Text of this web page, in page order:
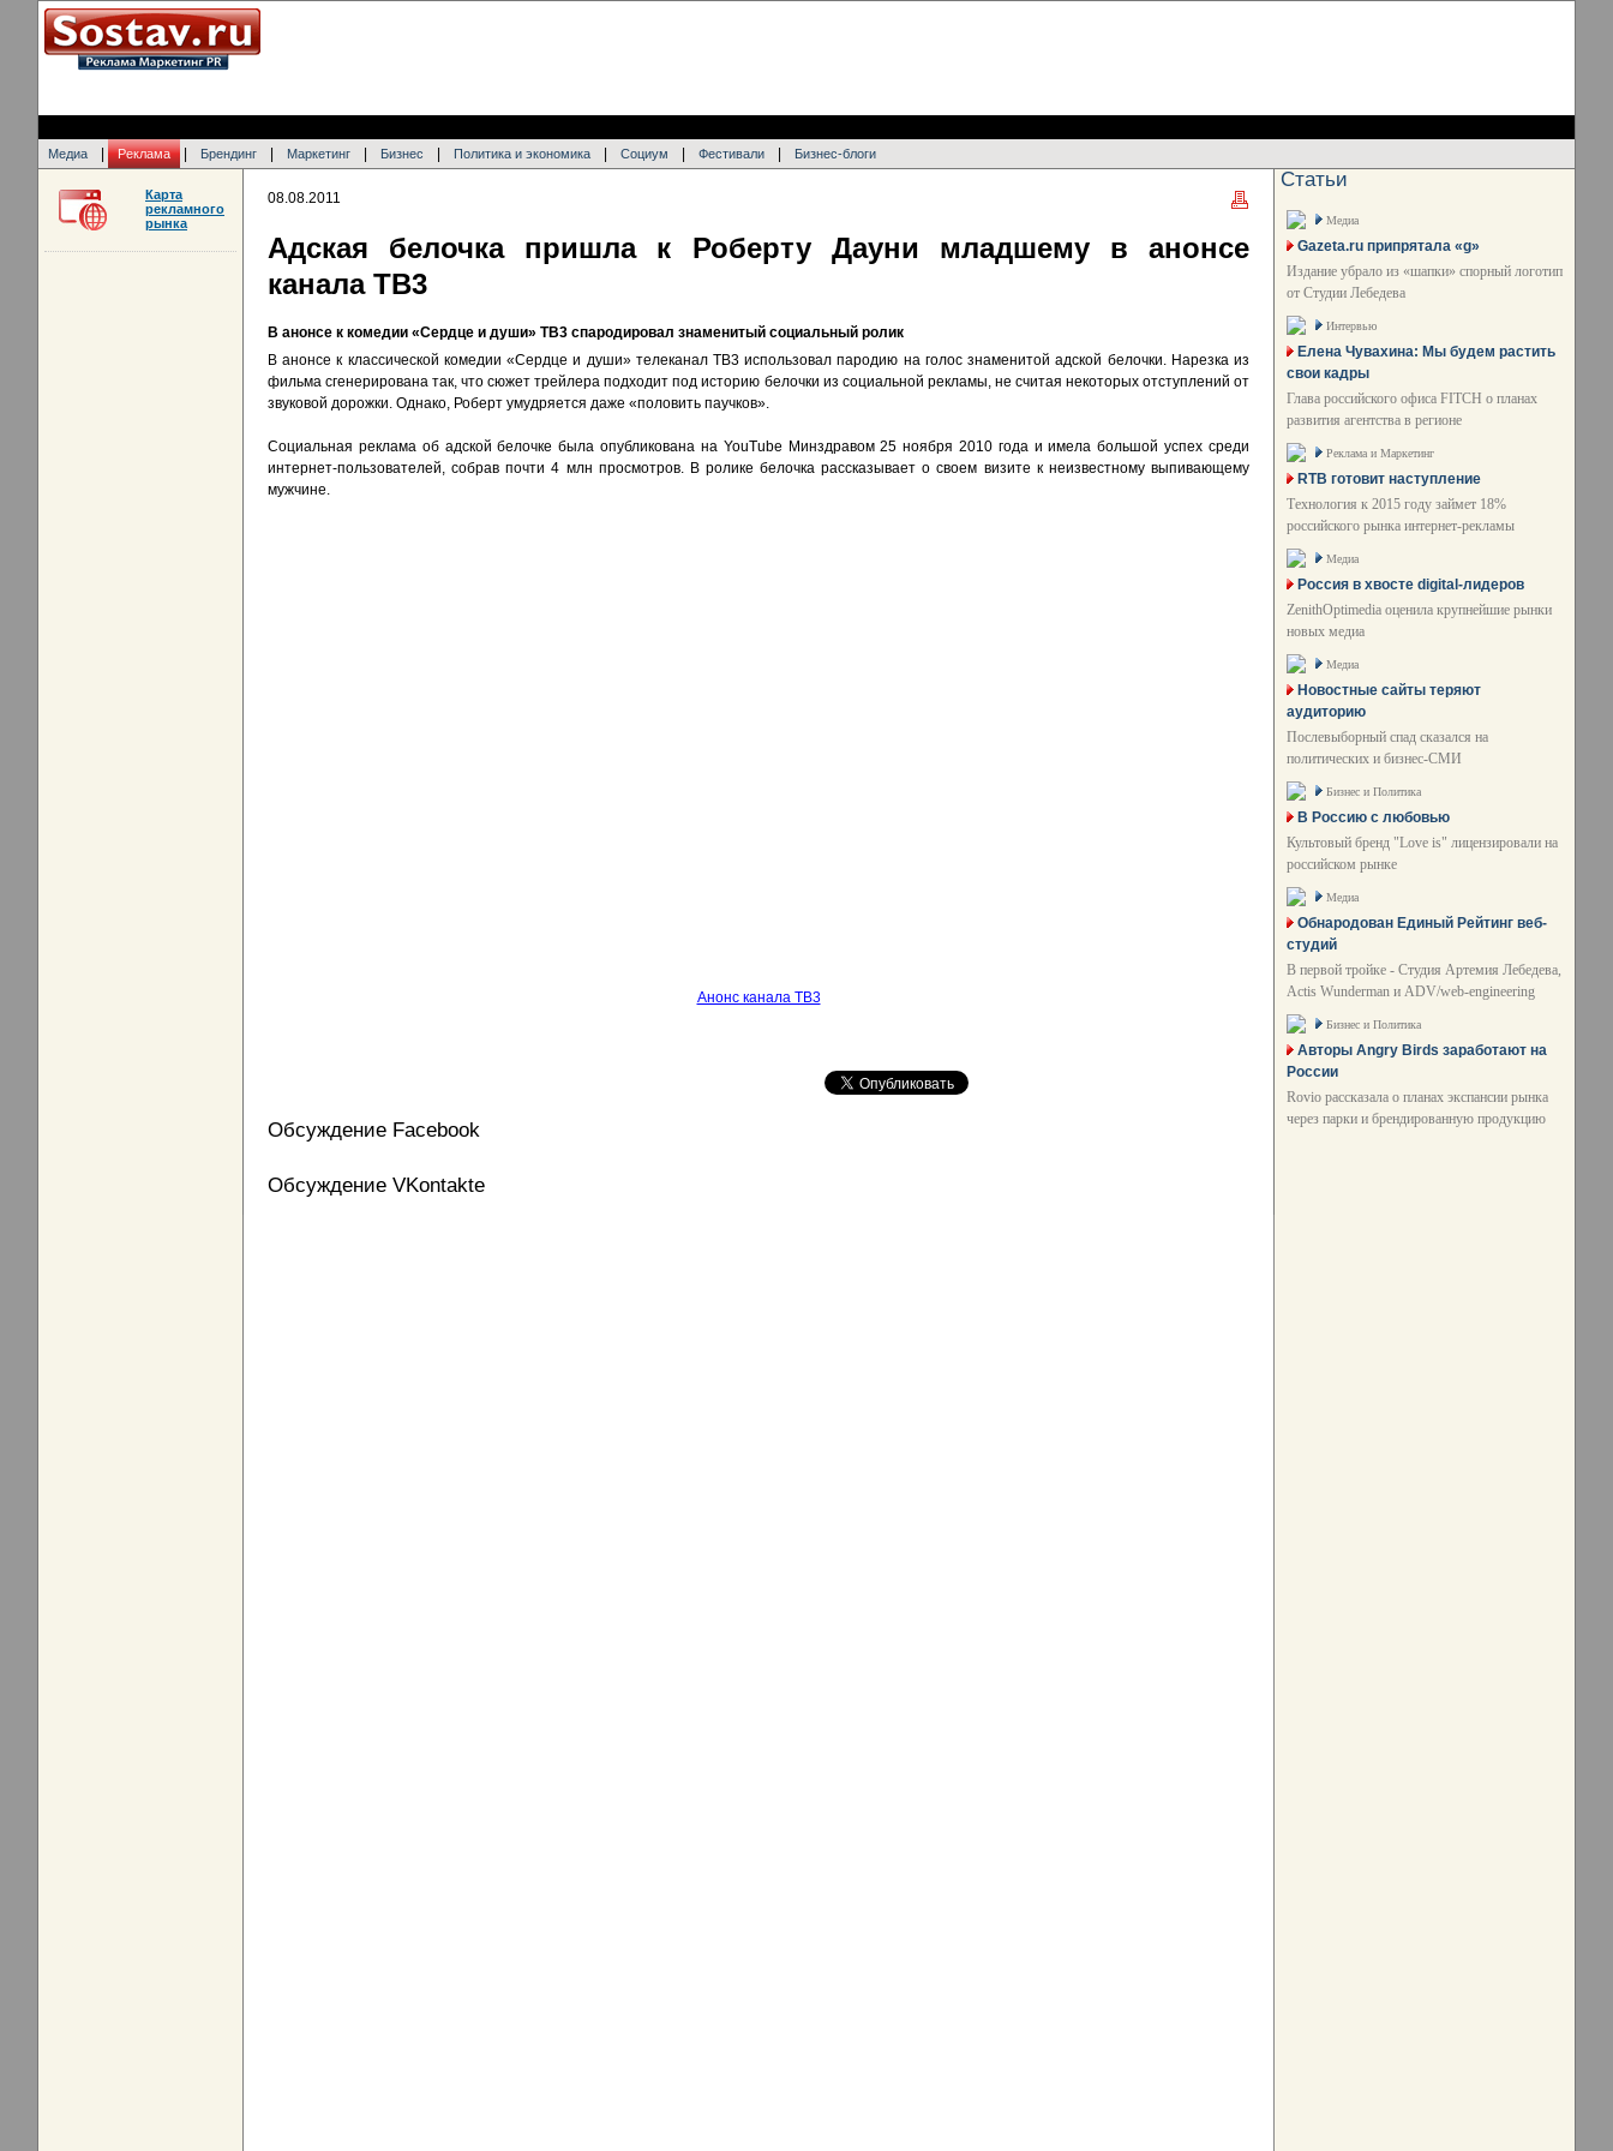
Медиа Реклама Брендинг Маркетинг Бизнес Политика и экономика Социум Фестивали Бизнес-блоги
08.08.2011
Адская белочка пришла к Роберту Дауни младшему в анонсе
канала ТВ3
В анонсе к комедии «Сердце и души» ТВ3 спародировал знаменитый социальный ролик
В анонсе к классической комедии «Сердце и души» телеканал ТВ3 использовал пародию на голос знаменитой адской белочки. Нарезка из
фильма сгенерирована так, что сюжет трейлера подходит под историю белочки из социальной рекламы, не считая некоторых отступлений от
звуковой дорожки. Однако, Роберт умудряется даже «половить паучков».
Социальная реклама об адской белочке была опубликована на YouTube Минздравом 25 ноября 2010 года и имела большой успех среди
интернет-пользователей, собрав почти 4 млн просмотров. В ролике белочка рассказывает о своем визите к неизвестному выпивающему
мужчине.
Анонс канала ТВ3
Обсуждение Facebook
Обсуждение VKontakte
Карта
рекламного
рынка
Статьи
Медиа
Gazeta.ru припрятала «g»
Издание убрало из «шапки» спорный логотип
от Студии Лебедева
Интервью
Елена Чувахина: Мы будем растить
свои кадры
Глава российского офиса FITCH о планах
развития агентства в регионе
Реклама и Маркетинг
RTB готовит наступление
Технология к 2015 году займет 18%
российского рынка интернет-рекламы
Медиа
Россия в хвосте digital-лидеров
ZenithOptimedia оценила крупнейшие рынки
новых медиа
Медиа
Новостные сайты теряют
аудиторию
Послевыборный спад сказался на
политических и бизнес-СМИ
Бизнес и Политика
В Россию с любовью
Культовый бренд "Love is" лицензировали на
российском рынке
Медиа
Обнародован Единый Рейтинг веб-
студий
В первой тройке - Студия Артемия Лебедева,
Actis Wunderman и ADV/web-engineering
Бизнес и Политика
Авторы Angry Birds заработают на
России
Rovio рассказала о планах экспансии рынка
через парки и брендированную продукцию